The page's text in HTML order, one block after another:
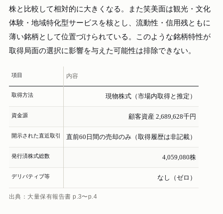
株と比較して相対的に大きくなる。また笑美面は観光・文化
体験・地域特化型サービスを核とし、流動性・信用残ともに
薄い銘柄として位置づけられている。このような銘柄特性が
取得局面の選択に影響を与えた可能性は排除できない。
項目 内容
取得方法 現物株式（市場内取得と推定）
資金源 顧客資産 2,689,628千円
開示された直近取引 直前60日間の売却のみ（取得履歴は非記載）
発行済株式総数 4,059,080株
デリバティブ等 なし（ゼロ）
出典：大量保有報告書 p.3〜p.4